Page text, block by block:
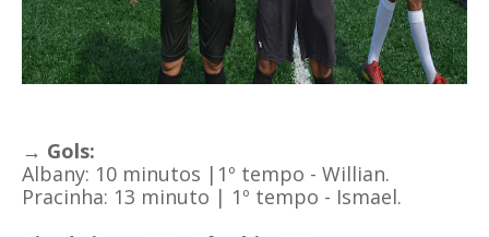
→ Gols:
Albany: 10 minutos |1º tempo - Willian.
Pracinha: 13 minuto | 1º tempo - Ismael.